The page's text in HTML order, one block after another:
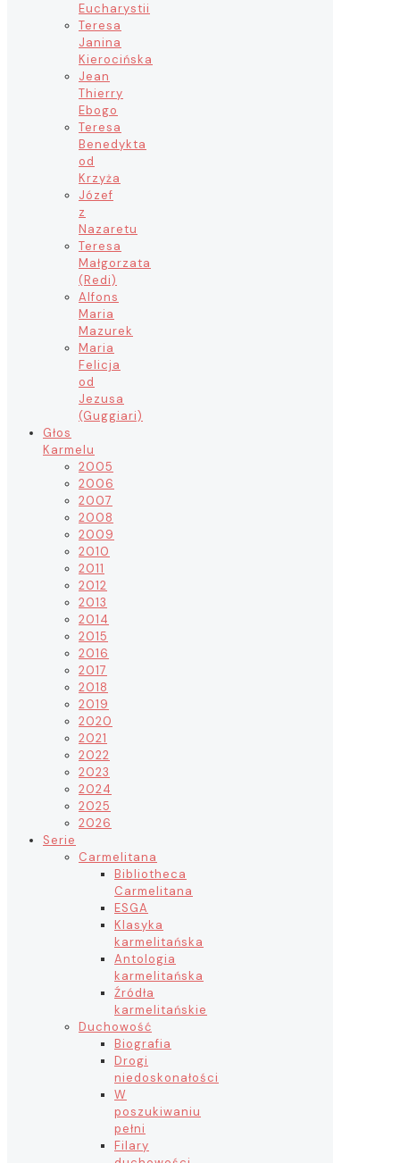
Eucharystii
Teresa
Janina
Kierocińska
Jean
Thierry
Ebogo
Teresa
Benedykta
od
Krzyża
Józef
z
Nazaretu
Teresa
Małgorzata
(Redi)
Alfons
Maria
Mazurek
Maria
Felicja
od
Jezusa
(Guggiari)
Głos
Karmelu
2005
2006
2007
2008
2009
2010
2011
2012
2013
2014
2015
2016
2017
2018
2019
2020
2021
2022
2023
2024
2025
2026
Serie
Carmelitana
Bibliotheca
Carmelitana
ESGA
Klasyka
karmelitańska
Antologia
karmelitańska
Źródła
karmelitańskie
Duchowość
Biografia
Drogi
niedoskonałości
W
poszukiwaniu
pełni
Filary